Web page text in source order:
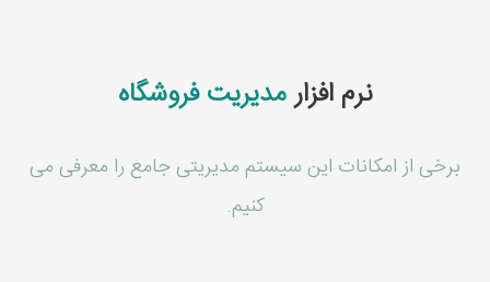
نرم افزارمدیریت فروشگاه
برخی از امکانات این سیستم مدیریتی جامع را معرفی می
کنیم.